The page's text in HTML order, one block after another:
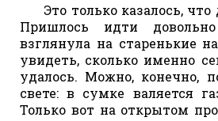
Это только казалось,
Пришлось идти
взглянула на старенькие
увидеть, сколько именно
удалось. Можно, конечно,
свете: в сумке валяется
Только вот на открытом